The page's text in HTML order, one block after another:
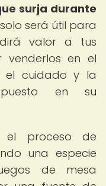
surja durante
será útil para
valor a tus
venderlos en el
el cuidado y la
en su
el proceso de
una especie
de mesa